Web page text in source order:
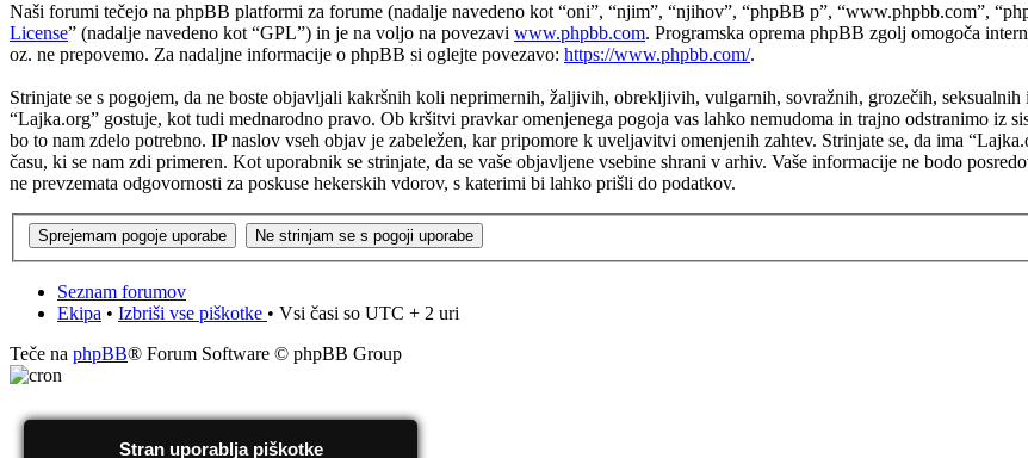
Naši forumi tečejo na phpBB platformi za forume (nadalje navedeno kot “oni”, “njim”, “njihov”, “phpBB p”, “www.phpbb.com”,
License” (nadalje navedeno kot “GPL”) in je na voljo na povezavi www.phpbb.com. Programska oprema phpBB zgolj omogoča
oz. ne prepovemo. Za nadaljne informacije o phpBB si oglejte povezavo: https://www.phpbb.com/.
Strinjate se s pogojem, da ne boste objavljali kakršnih koli neprimernih, žaljivih, obrekljivih, vulgarnih, sovražnih, grozečih,
“Lajka.org” gostuje, kot tudi mednarodno pravo. Ob kršitvi pravkar omenjenega pogoja vas lahko nemudoma in trajno odstranimo iz
bo to nam zdelo potrebno. IP naslov vseh objav je zabeležen, kar pripomore k uveljavitvi omenjenih zahtev. Strinjate se, da ima
času, ki se nam zdi primeren. Kot uporabnik se strinjate, da se vaše objavljene vsebine shrani v arhiv. Vaše informacije ne bodo
ne prevzemata odgovornosti za poskuse hekerskih vdorov, s katerimi bi lahko prišli do podatkov.
Seznam forumov
Ekipa • Izbriši vse piškotke • Vsi časi so UTC + 2 uri
Teče na phpBB® Forum Software © phpBB Group
Stran uporablja piškotke